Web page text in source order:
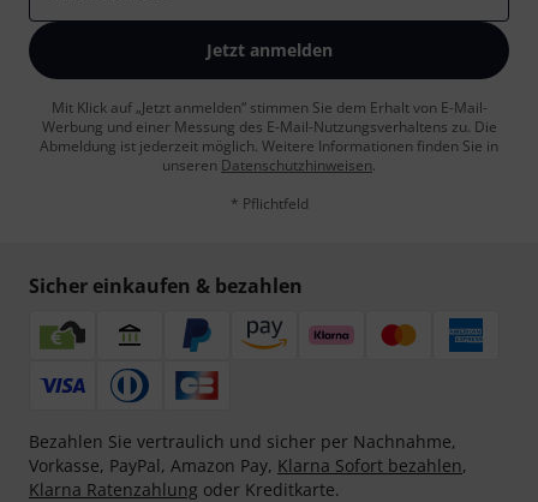
Jetzt anmelden
Mit Klick auf „Jetzt anmelden“ stimmen Sie dem Erhalt von E-Mail-
Werbung und einer Messung des E-Mail-Nutzungsverhaltens zu. Die
Abmeldung ist jederzeit möglich. Weitere Informationen finden Sie in
unseren Datenschutzhinweisen.
* Pflichtfeld
Sicher einkaufen & bezahlen
Bezahlen Sie vertraulich und sicher per Nachnahme,
Vorkasse, PayPal, Amazon Pay, Klarna Sofort bezahlen,
Klarna Ratenzahlung oder Kreditkarte.